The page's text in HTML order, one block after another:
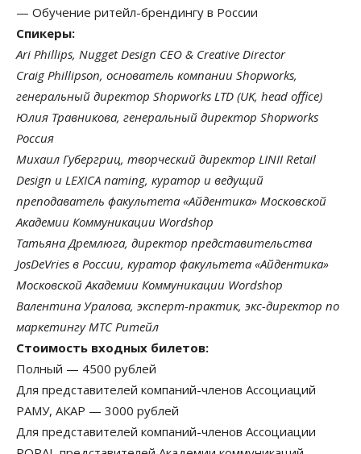
— Обучение ритейл-брендингу в России
Спикеры:
Ari Phillips, Nugget Design CEO & Creative Director
Craig Phillipson, основатель компании Shopworks,
генеральный директор Shopworks LTD (UK, head office)
Юлия Травникова, генеральный директор Shopworks
Россия
Михаил Губергриц, творческий директор LINII Retail
Design и LEXICA naming, куратор и ведущий
преподаватель факультета «Айдентика» Московской
Академии Коммуникации Wordshop
Татьяна Дремлюга, директор представительства
JosDeVries в России, куратор факультета «Айдентика»
Московской Академии Коммуникации Wordshop
Валентина Уралова, эксперт-практик, экс-директор по
маркетингу МТС Ритейл
Стоимость входных билетов:
Полный — 4500 рублей
Для представителей компаний-членов Ассоциаций
РАМУ, АКАР — 3000 рублей
Для представителей компаний-членов Ассоциации